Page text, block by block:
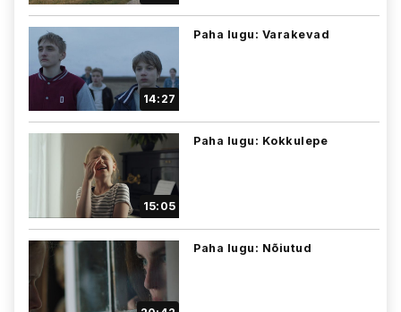
14:27
Paha lugu: Varakevad
15:05
Paha lugu: Kokkulepe
Paha lugu: Nõiutud